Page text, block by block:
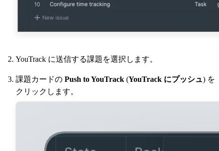
YouTrack に送信する課題を選択します。
課題カードの Push to YouTrack (YouTrack にプッシュ) を
クリックします。